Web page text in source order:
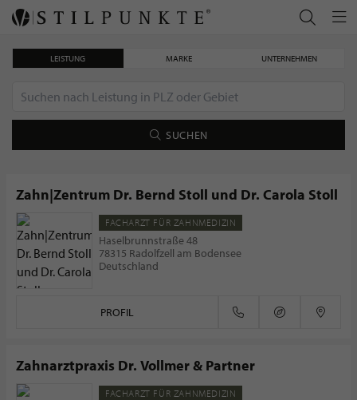
das stylishe YOLO-Board!
LEISTUNG MARKE UNTERNEHMEN
SUCHEN
Zahn|Zentrum Dr. Bernd Stoll und Dr. Carola Stoll
FACHARZT FÜR ZAHNMEDIZIN
Haselbrunnstraße 48
78315 Radolfzell am Bodensee
Deutschland
PROFIL
Zahnarztpraxis Dr. Vollmer & Partner
FACHARZT FÜR ZAHNMEDIZIN